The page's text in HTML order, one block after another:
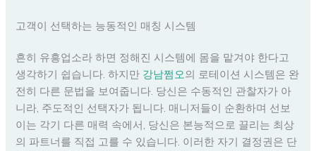
고객이 선택하는 능동적인 매칭 시스템
흔히 유흥업소라 하면 정해진 시스템에 몸을 맡겨야 한다고
생각하기 쉽습니다. 하지만 강남쩜오의 로테이션 시스템은 완
전히 다른 문법을 보여줍니다. 당신은 수동적인 관찰자가 아
니라, 주도적인 선택자가 됩니다. 매니저들이 순환하며 선보
이는 각기 다른 매력 속에서, 당신은 본능적으로 끌리는 최상
의 파트너를 직접 고를 수 있습니다. 이러한 자기 결정권은 단